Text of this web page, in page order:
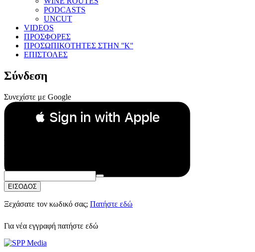
PODCASTS
UNCUT
VIDEOS
ΠΡΟΣΦΟΡΕΣ
ΠΡΟΣΩΠΙΚΟΤΗΤΕΣ ΣΤΗΝ ''Κ''
ΕΠΙΣΤΟΛΕΣ
Σύνδεση
Συνεχίστε με Google
 Sign in with Apple
Συνεχίστε με Apple
ή
Email:
Κωδικός Πρόσβασης:
ΕΙΣΟΔΟΣ
Ξεχάσατε τον κωδικό σας; Πατήστε εδώ
Για νέα εγγραφή πατήστε εδώ